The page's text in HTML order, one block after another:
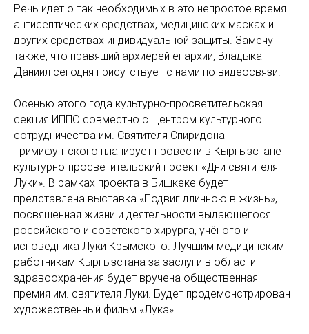
Речь идет о так необходимых в это непростое время
антисептических средствах, медицинских масках и
других средствах индивидуальной защиты. Замечу
также, что правящий архиерей епархии, Владыка
Даниил сегодня присутствует с нами по видеосвязи.
Осенью этого года культурно-просветительская
секция ИППО совместно с Центром культурного
сотрудничества им. Святителя Спиридона
Тримифунтского планирует провести в Кыргызстане
культурно-просветительский проект «Дни святителя
Луки». В рамках проекта в Бишкеке будет
представлена выставка «Подвиг длинною в жизнь»,
посвященная жизни и деятельности выдающегося
российского и советского хирурга, учёного и
исповедника Луки Крымского. Лучшим медицинским
работникам Кыргызстана за заслуги в области
здравоохранения будет вручена общественная
премия им. святителя Луки. Будет продемонстрирован
художественный фильм «Лука».